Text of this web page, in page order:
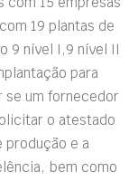
19 plantas de
9 nível I,9 nível II
para
se um fornecedor
o atestado
produção e a
bem como